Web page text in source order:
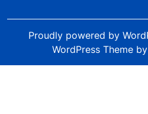
Proudly powered by
WordPress Theme